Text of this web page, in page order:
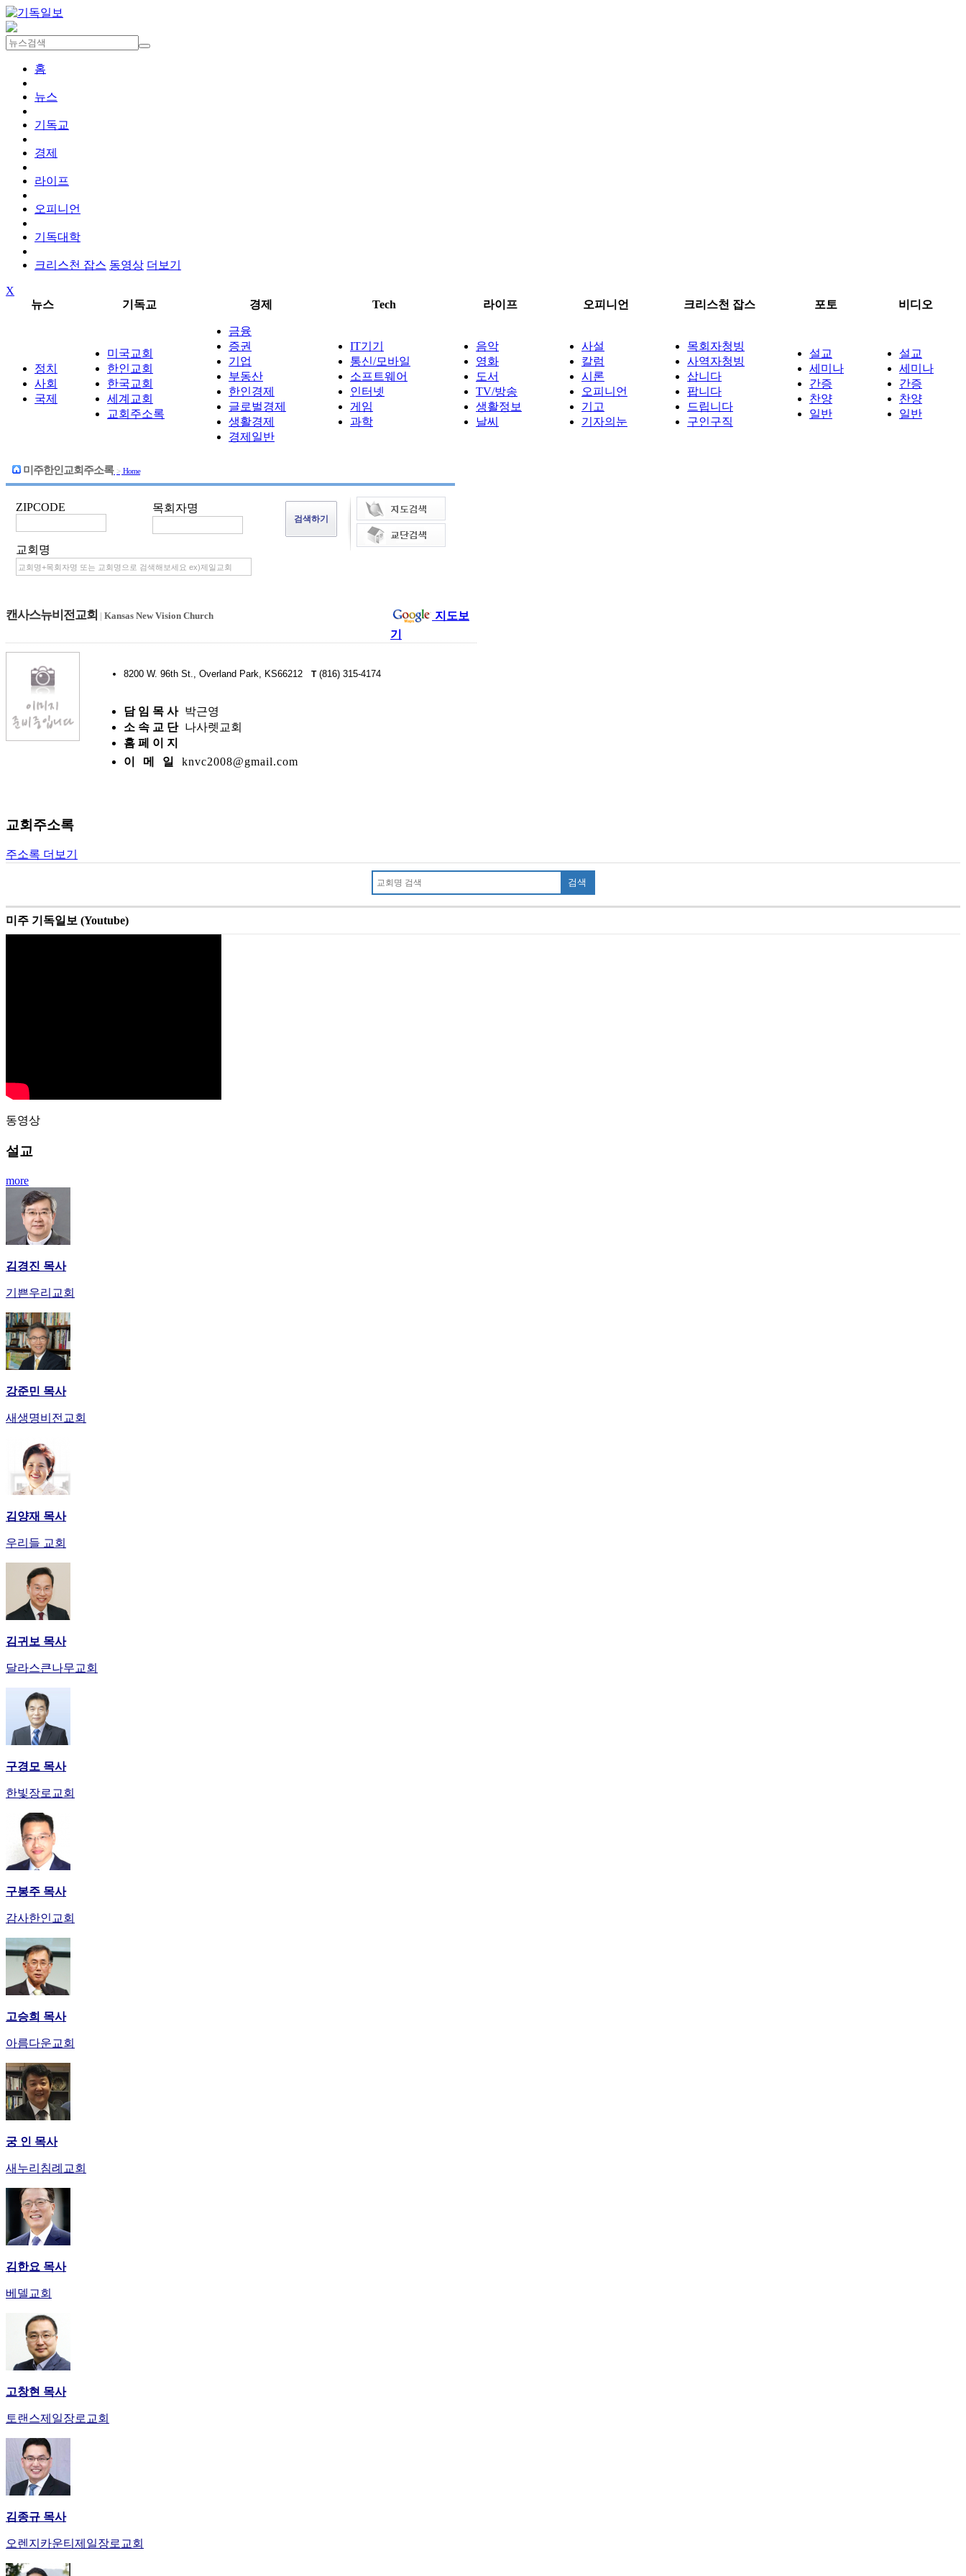
홈
뉴스
기독교
경제
라이프
오피니언
기독대학
크리스천 잡스 동영상 더보기
X
뉴스
기독교 경제 Tech 라이프 오피니언 크리스천 잡스 포토 비디오
정치
사회
국제
미국교회
한인교회
한국교회
세계교회
교회주소록
금융
증권
기업
부동산
한인경제
글로벌경제
생활경제
경제일반
IT기기
통신/모바일
소프트웨어
인터넷
게임
과학
음악
영화
도서
TV/방송
생활정보
날씨
사설
칼럼
시론
오피니언
기고
기자의눈
목회자청빙
사역자청빙
삽니다
팝니다
드립니다
구인구직
설교
세미나
간증
찬양
일반
설교
세미나
간증
찬양
일반
미주한인교회주소록 > Home
ZIPCODE 목회자명
교회명
캔사스뉴비전교회 | Kansas New Vision Church
지도보
기
8200 W. 96th St., Overland Park, KS66212 T(816) 315-4174
담 임 목 사 박근영
소 속 교 단 나사렛교회
홈 페 이 지
이 메 일
knvc2008@gmail.com
교회주소록
주소록 더보기
검색
미주 기독일보 (Youtube)
동영상
설교
more
김경진 목사
기쁜우리교회
강준민 목사
새생명비전교회
김양재 목사
우리들 교회
김귀보 목사
달라스큰나무교회
구경모 목사
한빛장로교회
구봉주 목사
감사한인교회
고승희 목사
아름다운교회
궁 인 목사
새누리침례교회
김한요 목사
베델교회
고창현 목사
토랜스제일장로교회
김종규 목사
오렌지카운티제일장로교회